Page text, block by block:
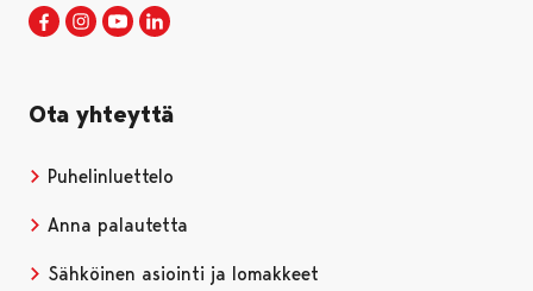
Porin kaupunki Facebookissa
Avautuu uudessa välilehdessä
Porin kaupunki Instagramissa
Avautuu uudessa välilehdessä
Porin kaupunki Youtubessa
Avautuu uudessa välilehdessä
Ota yhteyttä
Puhelinluettelo
Anna palautetta
Sähköinen asiointi ja lomakkeet